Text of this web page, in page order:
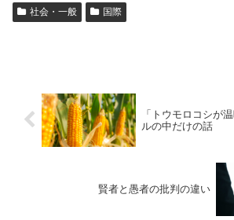
社会・一般 国際
「トウモロコシが
ルの中だけの話
賢者と愚者の批判の違い